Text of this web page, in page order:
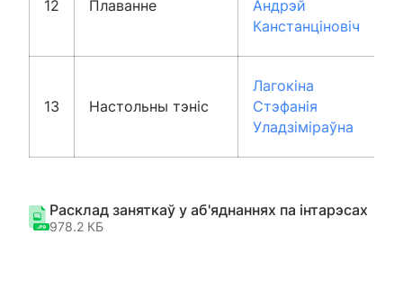
12 Плаванне
Андрэй
Канстанціновіч
13 Настольны тэніс
Лагокіна
Стэфанія
Уладзіміраўна
Расклад заняткаў у аб'яднаннях па інтарэсах
978.2 КБ